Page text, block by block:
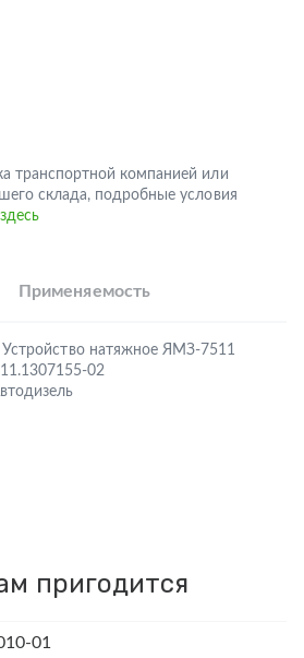
транспортной компанией или
склада, подробные условия
здесь
Применяемость
Устройство натяжное ЯМЗ-7511
02
пригодится
01